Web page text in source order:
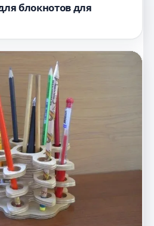
блокнотов для